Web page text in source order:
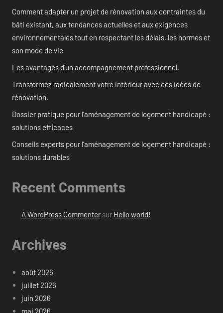
Comment adapter un projet de rénovation aux contraintes du
bâti existant, aux tendances actuelles et aux exigences
environnementales tout en respectant les délais, les normes et
son mode de vie
Les avantages d’un accompagnement professionnel.
Transformez radicalement votre intérieur avec ces idées de
rénovation.
Dossier pratique pour l’aménagement de logement handicapé :
solutions efficaces
Conseils experts pour l’aménagement de logement handicapé :
solutions durables
Recent Comments
A WordPress Commentersur Hello world!
Archives
août 2026
juillet 2026
juin 2026
mai 2026